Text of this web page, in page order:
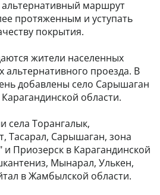
альтернативный маршрут
протяженным и уступать
покрытия.
жители населенных
проезда. В
добавлены село Сарышаган
области.
села Торангалык,
Тасарал, Сарышаган, зона
Приозерск в Карагандинской
Мынарал, Улькен,
в Жамбылской области.